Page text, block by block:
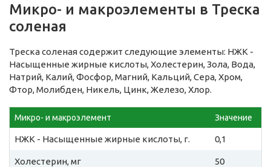
Микро- и макроэлементы в Треска
соленая
Треска соленая содержит следующие элементы: НЖК -
Насыщенные жирные кислоты, Холестерин, Зола, Вода,
Натрий, Калий, Фосфор, Магний, Кальций, Сера, Хром,
Фтор, Молибден, Никель, Цинк, Железо, Хлор.
Микро- и макроэлемент Значение
НЖК - Насыщенные жирные кислоты, г. 0,1
Холестерин, мг 50